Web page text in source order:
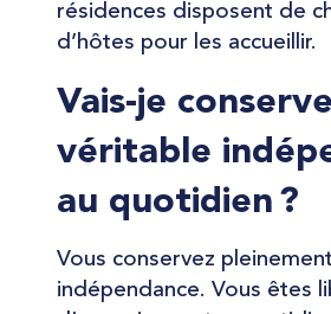
résidences disposent de
d’hôtes pour les accueillir.
Vais-je
véritable
au quotidien ?
Vous conservez
indépendance. Vous êtes